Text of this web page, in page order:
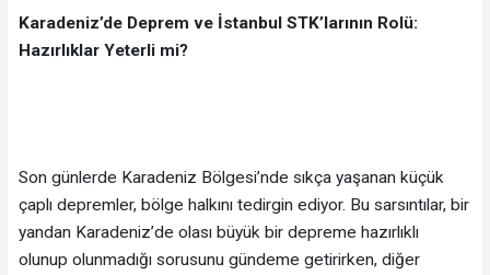
Karadeniz’de Deprem ve İstanbul STK’larının Rolü:
Hazırlıklar Yeterli mi?
Son günlerde Karadeniz Bölgesi’nde sıkça yaşanan küçük
çaplı depremler, bölge halkını tedirgin ediyor. Bu sarsıntılar, bir
yandan Karadeniz’de olası büyük bir depreme hazırlıklı
olunup olunmadığı sorusunu gündeme getirirken, diğer